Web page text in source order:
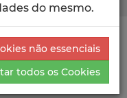
de Abreu
de Abreu
do mesmo.
não essenciais
todos os Cookies